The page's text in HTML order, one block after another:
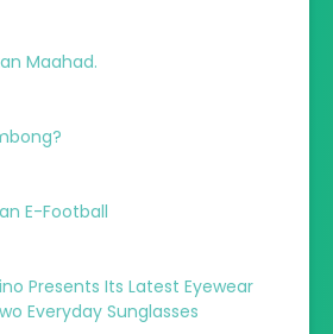
Maahad.
E-Football
Presents Its Latest Eyewear
Everyday Sunglasses